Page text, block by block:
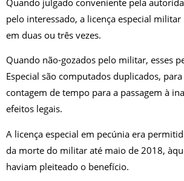
Quando julgado conveniente pela
pelo interessado, a licença especial
em duas ou três vezes.
Quando não-gozados pelo militar, esses
Especial são computados duplicados,
contagem de tempo para a passagem à
efeitos legais.
A licença especial em pecúnia era
da morte do militar até maio de 2018,
haviam pleiteado o benefício.